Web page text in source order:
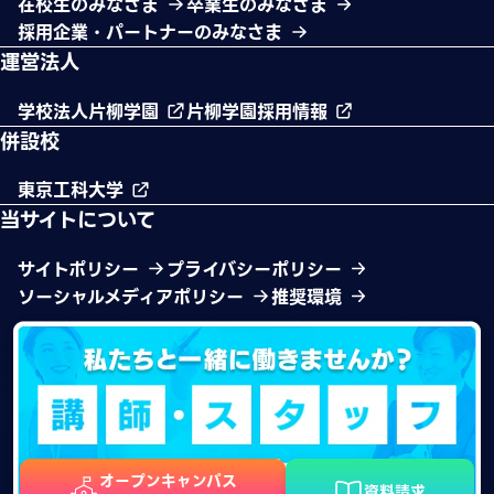
オープンキャンパス
採用企業・パートナーのみなさま
運営法人
学校法人片柳学園 片柳学園採用情報
併設校
東京工科大学
当サイトについて
サイトポリシー
プライバシーポリシー
ソーシャルメディアポリシー
推奨環境